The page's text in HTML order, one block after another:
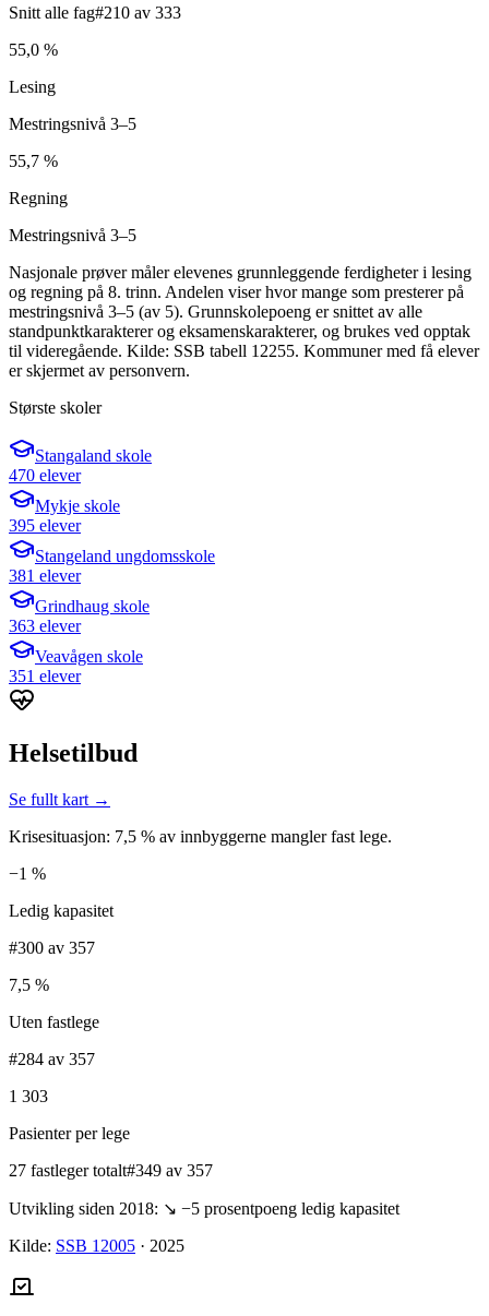
Snitt alle fag#210 av 333
55,0 %
Lesing
Mestringsnivå 3–5
55,7 %
Regning
Mestringsnivå 3–5
Nasjonale prøver måler elevenes grunnleggende ferdigheter i lesing
og regning på 8. trinn. Andelen viser hvor mange som presterer på
mestringsnivå 3–5 (av 5). Grunnskolepoeng er snittet av alle
standpunktkarakterer og eksamenskarakterer, og brukes ved opptak
til videregående. Kilde: SSB tabell 12255. Kommuner med få elever
er skjermet av personvern.
Største skoler
Stangaland skole
470 elever
Mykje skole
395 elever
Stangeland ungdomsskole
381 elever
Grindhaug skole
363 elever
Veavågen skole
351 elever
Helsetilbud
Se fullt kart →
Krisesituasjon: 7,5 % av innbyggerne mangler fast lege.
−1 %
Ledig kapasitet
#300 av 357
7,5 %
Uten fastlege
#284 av 357
1 303
Pasienter per lege
27 fastleger totalt#349 av 357
Utvikling siden 2018: ↘ −5 prosentpoeng ledig kapasitet
Kilde: SSB 12005 · 2025